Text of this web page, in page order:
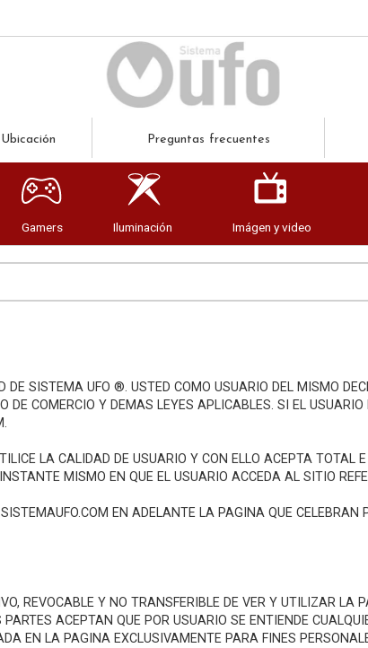
Ubicación Preguntas frecuentes
Gamers Iluminación Imágen y video
SISTEMA UFO ®. USTED COMO USUARIO DEL MISMO
DE COMERCIO Y DEMAS LEYES APLICABLES. SI EL
LA CALIDAD DE USUARIO Y CON ELLO ACEPTA
MISMO EN QUE EL USUARIO ACCEDA AL SITIO
EN ADELANTE LA PAGINA QUE
REVOCABLE Y NO TRANSFERIBLE DE VER Y UTILIZAR LA
ACEPTAN QUE POR USUARIO SE ENTIENDE
EN LA PAGINA EXCLUSIVAMENTE PARA FINES